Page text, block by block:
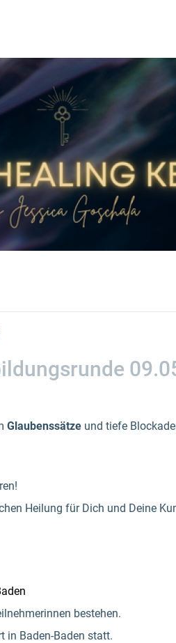
Glaubenssätze und tiefe
Heilung für Dich und Deine
bestehen.
in Baden-Baden statt.